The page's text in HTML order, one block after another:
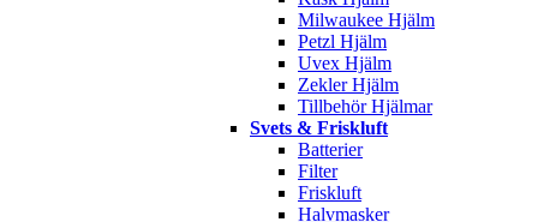
Milwaukee Hjälm
Petzl Hjälm
Uvex Hjälm
Zekler Hjälm
Tillbehör Hjälmar
Svets & Friskluft
Batterier
Filter
Friskluft
Halvmasker